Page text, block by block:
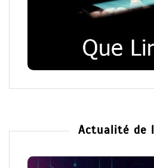
Actualité de